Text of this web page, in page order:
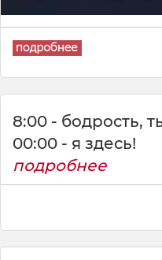
8:00 - бодрость,
00:00 - я здесь!
подробнее